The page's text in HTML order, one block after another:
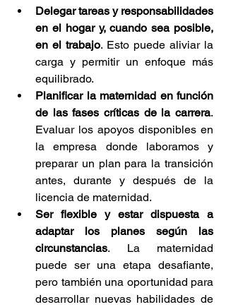
Delegar tareas y responsabilidades
en el hogar y, cuando sea posible,
en el trabajo. Esto puede aliviar la
carga y permitir un enfoque más
equilibrado.
Planificar la maternidad en función
de las fases críticas de la carrera.
Evaluar los apoyos disponibles en
la empresa donde laboramos y
preparar un plan para la transición
antes, durante y después de la
licencia de maternidad.
Ser flexible y estar dispuesta a
adaptar los planes según las
circunstancias. La maternidad
puede ser una etapa desafiante,
pero también una oportunidad para
desarrollar nuevas habilidades de